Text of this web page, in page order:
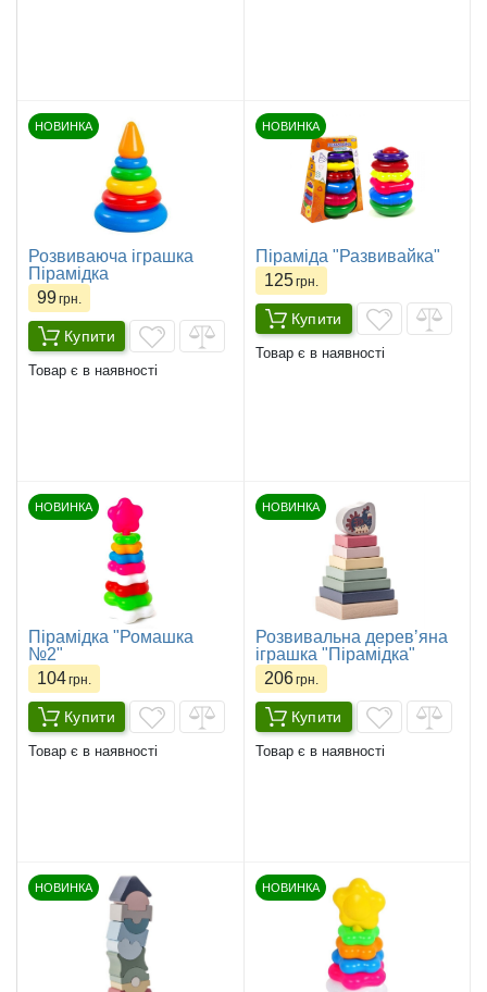
НОВИНКА
Розвиваюча іграшка
Пірамідка
99грн.
Купити
Товар є в наявності
НОВИНКА
Піраміда "Развивайка"
125грн.
Купити
Товар є в наявності
НОВИНКА
Пірамідка "Ромашка
№2"
104грн.
Купити
Товар є в наявності
НОВИНКА
Розвивальна деревʼяна
іграшка "Пірамідка"
206грн.
Купити
Товар є в наявності
НОВИНКА НОВИНКА